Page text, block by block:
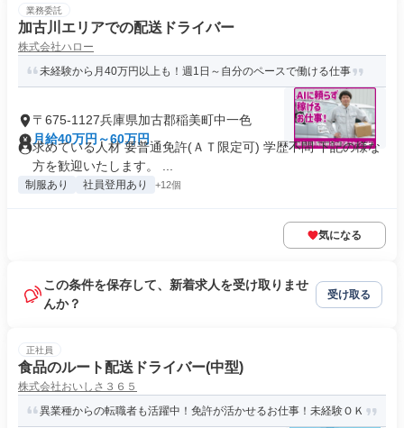
業務委託
加古川エリアでの配送ドライバー
株式会社ハロー
未経験から月40万円以上も！週1日～自分のペースで働ける仕事
〒675-1127兵庫県加古郡稲美町中一色
月給40万円～60万円
求めている人材 要普通免許(ＡＴ限定可) 学歴不問 下記の様な
方を歓迎いたします。 ...
制服あり 社員登用あり +12個
気になる
この条件を保存して、新着求人を受け取りませ
んか？
受け取る
正社員
食品のルート配送ドライバー(中型)
株式会社おいしさ３６５
異業種からの転職者も活躍中！免許が活かせるお仕事！未経験ＯＫ